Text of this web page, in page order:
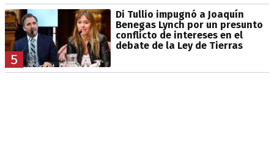
5
Di Tullio impugnó a Joaquín
Benegas Lynch por un presunto
conflicto de intereses en el
debate de la Ley de Tierras